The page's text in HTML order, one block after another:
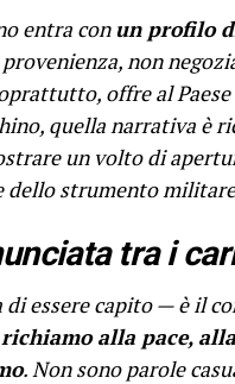
entra conun profilo
non
offre al
quella narrativa è
un volto di
dello strumento
tra i
essere capito — è il
richiamo alla pace,
. Non sono parole